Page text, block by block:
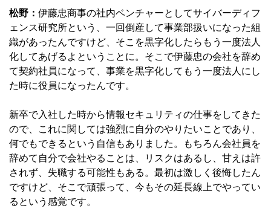
松野： 伊藤忠商事の社内ベンチャーとしてサイバーディフ
ェンス研究所という、一回倒産して事業部扱いになった組
織があったんですけど、そこを黒字化したらもう一度法人
化してあげるよということに。そこで伊藤忠の会社を辞め
て契約社員になって、事業を黒字化してもう一度法人にし
た時に役員になったんです。
新卒で入社した時から情報セキュリティの仕事をしてきた
ので、これに関しては強烈に自分のやりたいことであり、
何でもできるという自信もありました。もちろん会社員を
辞めて自分で会社やることは、リスクはあるし、甘えは許
されず、失職する可能性もある。最初は激しく後悔したん
ですけど、そこで頑張って、今もその延長線上でやってい
るという感覚です。